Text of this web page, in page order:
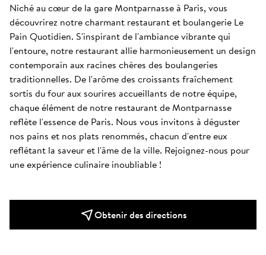
Niché au cœur de la gare Montparnasse à Paris, vous
découvrirez notre charmant restaurant et boulangerie Le
Pain Quotidien. S'inspirant de l'ambiance vibrante qui
l'entoure, notre restaurant allie harmonieusement un design
contemporain aux racines chères des boulangeries
traditionnelles. De l'arôme des croissants fraîchement
sortis du four aux sourires accueillants de notre équipe,
chaque élément de notre restaurant de Montparnasse
reflète l'essence de Paris. Nous vous invitons à déguster
nos pains et nos plats renommés, chacun d'entre eux
reflétant la saveur et l'âme de la ville. Rejoignez-nous pour
une expérience culinaire inoubliable !
Obtenir des directions